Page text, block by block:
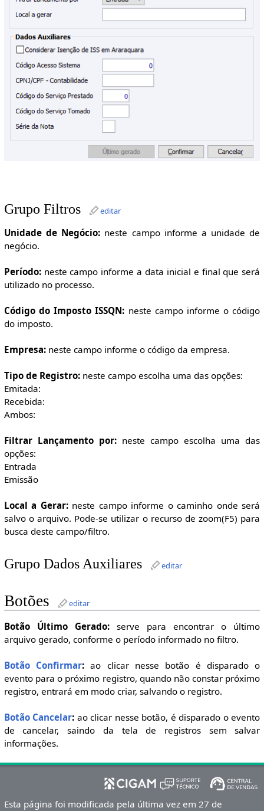
Grupo Filtros editar
Unidade de Negócio: neste campo informe a unidade de
negócio.
Período:neste campo informe a data inicial e final que será
utilizado no processo.
Código do Imposto ISSQN: neste campo informe o código
do imposto.
Empresa:neste campo informe o código da empresa.
Tipo de Registro:neste campo escolha uma das opções:
Emitada:
Recebida:
Ambos:
Filtrar Lançamento por:neste campo escolha uma das
opções:
Entrada
Emissão
Local a Gerar:neste campo informe o caminho onde será
salvo o arquivo. Pode-se utilizar o recurso de zoom(F5) para
busca deste campo/filtro.
Grupo Dados Auxiliares editar
Botões editar
Botão Último Gerado:serve para encontrar o último
arquivo gerado, conforme o período informado no filtro.
Botão Confirmar: ao clicar nesse botão é disparado o
evento para o próximo registro, quando não constar próximo
registro, entrará em modo criar, salvando o registro.
Botão Cancelar: ao clicar nesse botão, é disparado o evento
de cancelar, saindo da tela de registros sem salvar
informações.
Esta página foi modificada pela última vez em 27 de